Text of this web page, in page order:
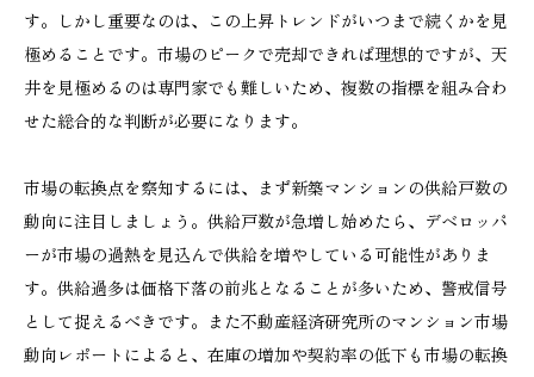
す。しかし重要なのは、この上昇トレンドがいつまで続くかを見
極めることです。市場のピークで売却できれば理想的ですが、天
井を見極めるのは専門家でも難しいため、複数の指標を組み合わ
せた総合的な判断が必要になります。
市場の転換点を察知するには、まず新築マンションの供給戸数の
動向に注目しましょう。供給戸数が急増し始めたら、デベロッパ
ーが市場の過熱を見込んで供給を増やしている可能性がありま
す。供給過多は価格下落の前兆となることが多いため、警戒信号
として捉えるべきです。また不動産経済研究所のマンション市場
動向レポートによると、在庫の増加や契約率の低下も市場の転換